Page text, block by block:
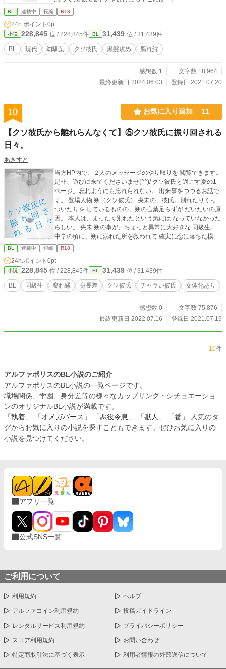
BL 連載中 長編 R18
24h.ポイント 0pt
小説 228,845 位 / 228,845件 BL 31,439 位 / 31,439件
BL 現代 幼馴染 クソ彼氏 黒髪攻め 腐れ縁
感想数 1
文字数 18,964
最終更新日 2024.06.03
登録日 2021.07.20
10 お気に入り追加 11
【クソ彼氏から離れらんなくて】⑤クソ彼氏に振り回される
日々。
あきすと
当方HP内で、２人のメッセージのやり取りを 閲覧できます。
是非、遊びに来てくださいませ(^^)/ クソ彼氏と過ごす夏の1
ページ。忘れようにも忘れられない。 出来事をつづるお話で
す。 登場人物 朔（クソ彼氏） 央未の、彼氏。別れたりくっ
ついたりを しているものの、朔の言葉足らずが だいたいの原
因。 本人は、まったく別れたという気には なっていなかった
らしい。 央未 朔の事が、ちょっと異常に大好きな 同級生。
中学の頃に、朔に溺れた所を救われて 確実に恋に落ちた模
様。 紆余曲折を経て、３年間の空白を開けながらも お互いが
離れられずに、またつきあいはじめて しまった。 そんなこん
なの、業が深い二人のお話です。
BL 連載中 短編 R18
24h.ポイント 0pt
小説 228,845 位 / 228,845件 BL 31,439 位 / 31,439件
BL 同級生 腐れ縁 身長差 クソ彼氏 チャラい彼氏 女体化あり
感想数 0
文字数 75,876
最終更新日 2022.07.16
登録日 2021.07.19
10件
アルファポリスのBL小説のご紹介
アルファポリスのBL小説の一覧ページです。
職場関係、学園、身分差等の様々なカップリング・シチュエーショ
ンのオリジナルBL小説が満載です。
「 執着 」 「 オメガバース 」 「 悪役令息 」 「 獣人 」 「 番 」 人気のタ
グからお気に入りの小説を探すこともできます。ぜひお気に入りの
小説を見つけてください。
アプリ一覧
公式SNS一覧
ご利用について
利用規約 ヘルプ
アルファコイン利用規約 投稿ガイドライン
レンタルサービス利用規約 プライバシーポリシー
スコア利用規約 お問い合わせ
特定商取引法に基づく表示 利用者情報の外部送信について